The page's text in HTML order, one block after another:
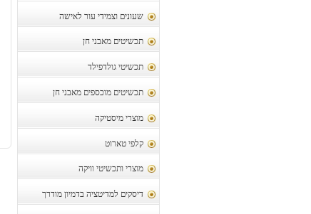
שעונים וצמידי עור לאישה
תכשיטים מאבני חן
תכשיטי גולדפילד
תכשיטים מוכספים מאבני חן
מוצרי מיסטיקה
קלפי טארוט
מוצרי ותכשיטי וויקה
דיסקים למדיטציה בדמיון מודרך